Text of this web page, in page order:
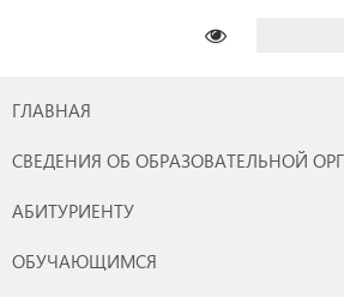
ГЛАВНАЯ
СВЕДЕНИЯ ОБ ОБРАЗОВАТЕЛЬНОЙ
АБИТУРИЕНТУ
ОБУЧАЮЩИМСЯ